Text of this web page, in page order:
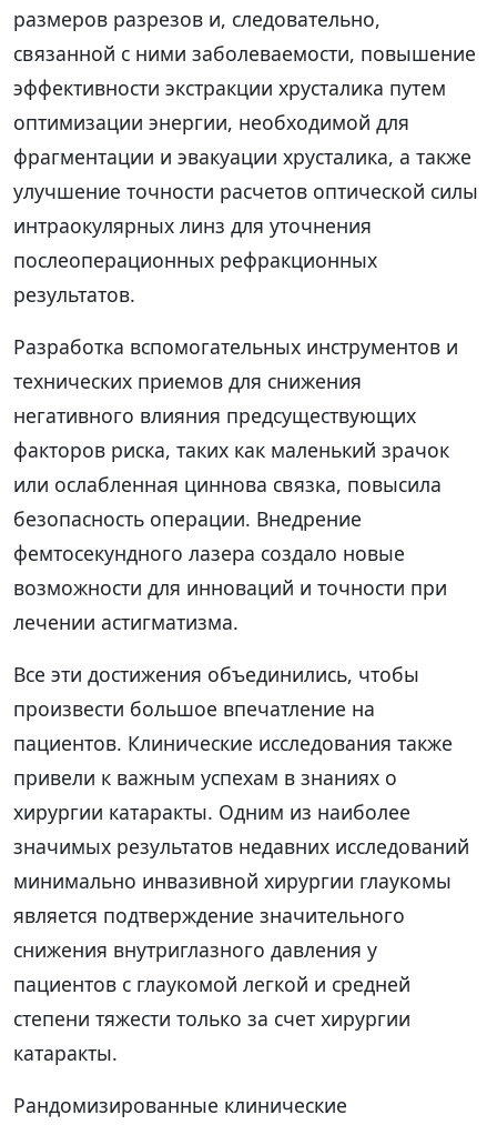
размеров разрезов и, следовательно,
связанной с ними заболеваемости, повышение
эффективности экстракции хрусталика путем
оптимизации энергии, необходимой для
фрагментации и эвакуации хрусталика, а также
улучшение точности расчетов оптической силы
интраокулярных линз для уточнения
послеоперационных рефракционных
результатов.
Разработка вспомогательных инструментов и
технических приемов для снижения
негативного влияния предсуществующих
факторов риска, таких как маленький зрачок
или ослабленная циннова связка, повысила
безопасность операции. Внедрение
фемтосекундного лазера создало новые
возможности для инноваций и точности при
лечении астигматизма.
Все эти достижения объединились, чтобы
произвести большое впечатление на
пациентов. Клинические исследования также
привели к важным успехам в знаниях о
хирургии катаракты. Одним из наиболее
значимых результатов недавних исследований
минимально инвазивной хирургии глаукомы
является подтверждение значительного
снижения внутриглазного давления у
пациентов с глаукомой легкой и средней
степени тяжести только за счет хирургии
катаракты.
Рандомизированные клинические